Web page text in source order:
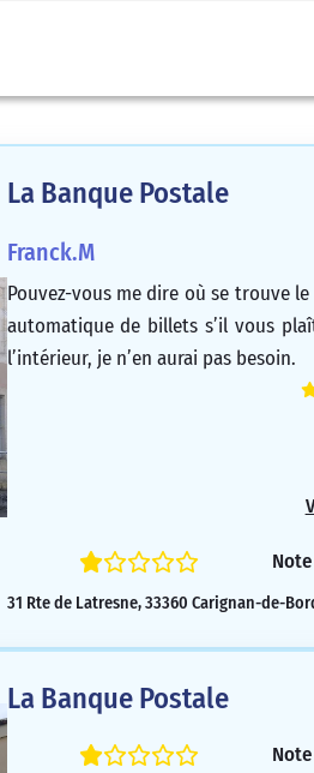
La Banque Postale
Franck.M
Pouvez-vous me dire où se trouve
automatique de billets s’il vous
l’intérieur, je n’en aurai pas besoin.
31 Rte de Latresne, 33360 Carignan-de-
La Banque Postale